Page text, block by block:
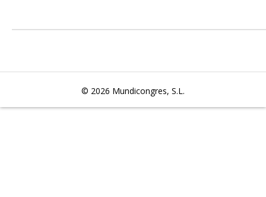
© 2026 Mundicongres, S.L.